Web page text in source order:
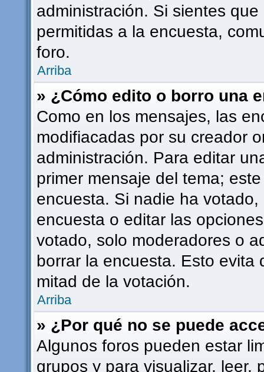
administración. Si sientes
permitidas a la encuesta,
foro.
Arriba
» ¿Cómo edito o borro una
Como en los mensajes, las
modifiacadas por su creador
administración. Para editar
primer mensaje del tema;
encuesta. Si nadie ha
encuesta o editar las
votado, solo moderadores o
borrar la encuesta. Esto evita
mitad de la votación.
Arriba
» ¿Por qué no se puede
Algunos foros pueden estar
grupos y para visualizar, leer,